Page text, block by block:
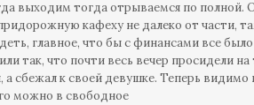
выходим тогда отрываемся по полной.
кафеху не далеко от части,
главное, что бы с финансами все
так, что почти весь вечер просидели
а сбежал к своей девушке. Теперь видимо
можно в свободное